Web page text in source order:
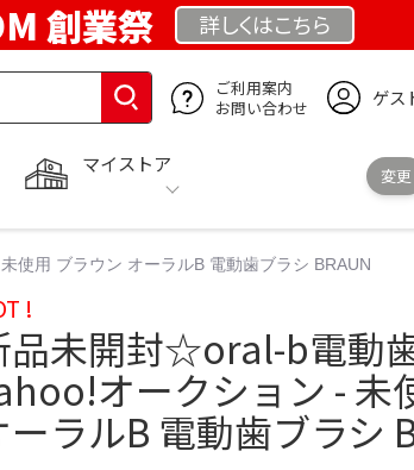
創業祭 詳しくはこちら
ご利用案内
お問い合わせ
ゲス
マイストア
変更
使用 ブラウン オーラルB 電動歯ブラシ BRAUN
!
品未開封☆oral-b電動
オークション - 未
ーラルB 電動歯ブラシ